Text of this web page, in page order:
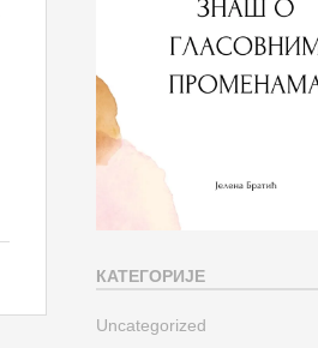
КАТЕГОРИЈЕ
Uncategorized